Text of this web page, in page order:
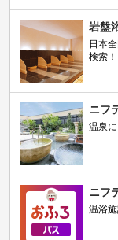
岩盤
日本
検索！
ニフ
温泉
ニフ
温浴